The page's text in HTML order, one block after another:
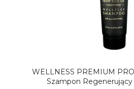
WELLNESS PREMIUM
Szampon Regenerujący